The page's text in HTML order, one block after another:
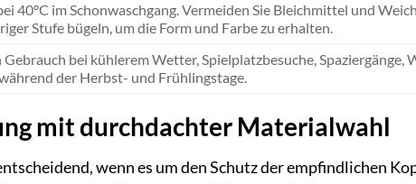
40°C im Schonwaschgang. Vermeiden Sie Bleichmittel und
Stufe bügeln, um die Form und Farbe zu erhalten.
bei kühlerem Wetter, Spielplatzbesuche, Spaziergänge,
der Herbst- und Frühlingstage.
mit durchdachter Materialwahl
wenn es um den Schutz der empfindlichen